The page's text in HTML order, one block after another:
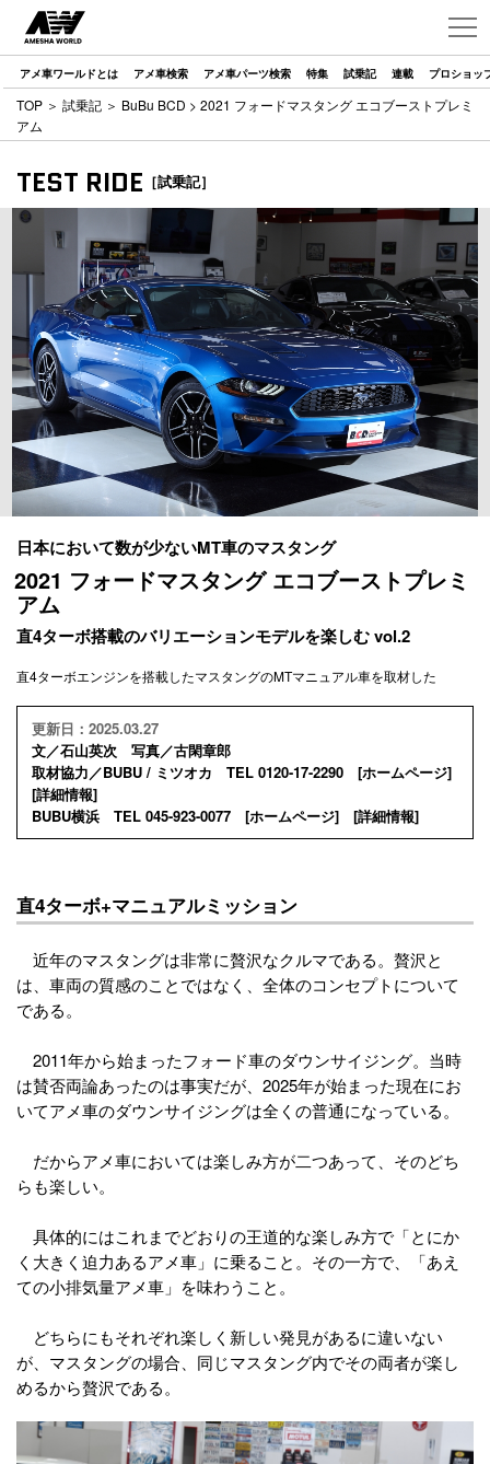
アメ車ワールドとは アメ車検索 アメ車パーツ検索 特集 試乗記 連載 プロショッ
TOP ＞ 試乗記 ＞ BuBu BCD > 2021 フォードマスタング エコブーストプレミ
アム
TEST RIDE ［試乗記］
日本において数が少ないMT車のマスタング
2021 フォードマスタング エコブーストプレミ
アム
直4ターボ搭載のバリエーションモデルを楽しむ vol.2
直4ターボエンジンを搭載したマスタングのMTマニュアル車を取材した
更新日：2025.03.27
文／石山英次 写真／古閑章郎
取材協力／BUBU / ミツオカ TEL 0120-17-2290 [ホームページ]
[詳細情報]
BUBU横浜 TEL 045-923-0077 [ホームページ] [詳細情報]
直4ターボ+マニュアルミッション
近年のマスタングは非常に贅沢なクルマである。贅沢と
は、車両の質感のことではなく、全体のコンセプトについて
である。
2011年から始まったフォード車のダウンサイジング。当時
は賛否両論あったのは事実だが、2025年が始まった現在にお
いてアメ車のダウンサイジングは全くの普通になっている。
だからアメ車においては楽しみ方が二つあって、そのどち
らも楽しい。
具体的にはこれまでどおりの王道的な楽しみ方で「とにか
く大きく迫力あるアメ車」に乗ること。その一方で、「あえ
ての小排気量アメ車」を味わうこと。
どちらにもそれぞれ楽しく新しい発見があるに違いない
が、マスタングの場合、同じマスタング内でその両者が楽し
めるから贅沢である。